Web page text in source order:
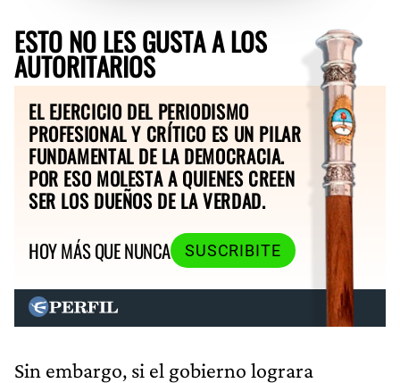
ESTO NO LES GUSTA A LOS
AUTORITARIOS
EL EJERCICIO DEL PERIODISMO
PROFESIONAL Y CRÍTICO ES UN PILAR
FUNDAMENTAL DE LA DEMOCRACIA.
POR ESO MOLESTA A QUIENES CREEN
SER LOS DUEÑOS DE LA VERDAD.
HOY MÁS QUE NUNCA
SUSCRIBITE
Sin embargo, si el gobierno lograra